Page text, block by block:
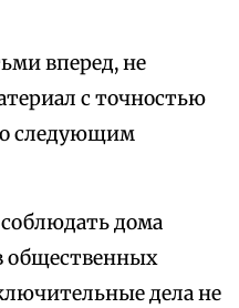
вперед, не
с точностью
следующим
соблюдать дома
общественных
дела не